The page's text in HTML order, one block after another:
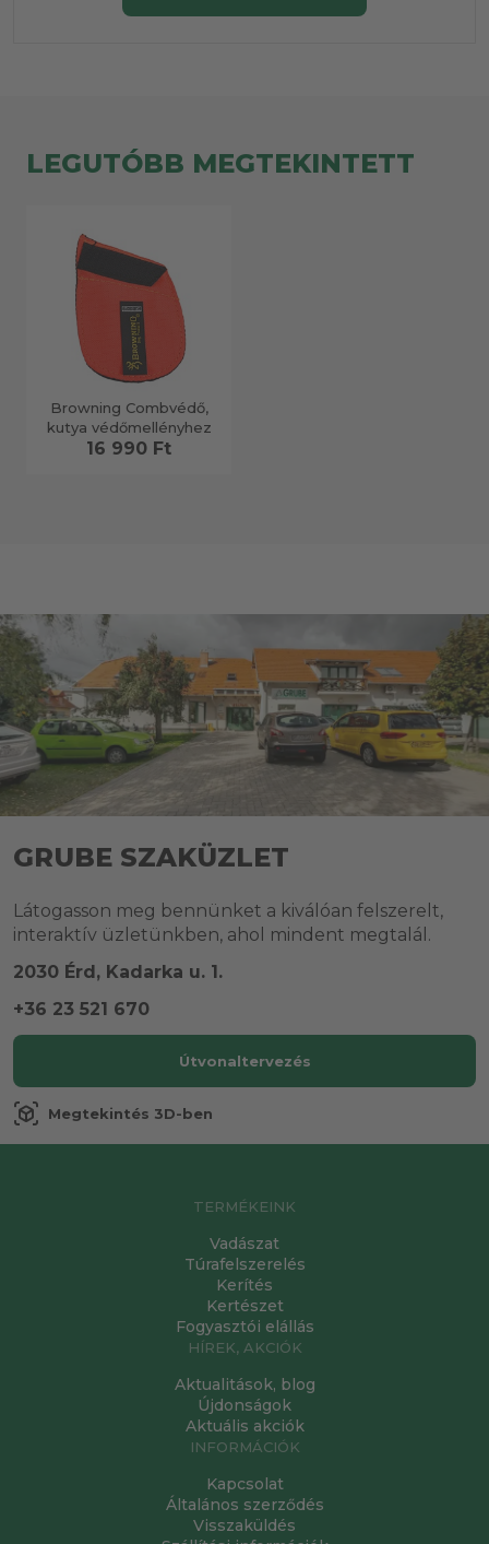
LEGUTÓBB MEGTEKINTETT
Browning Combvédő,
kutya védőmellényhez
16 990 Ft
GRUBE SZAKÜZLET
Látogasson meg bennünket a kiválóan felszerelt,
interaktív üzletünkben, ahol mindent megtalál.
2030 Érd, Kadarka u. 1.
+36 23 521 670
Útvonaltervezés
view_in_ar Megtekintés 3D-ben
TERMÉKEINK
Vadászat
Túrafelszerelés
Kerítés
Kertészet
Fogyasztói elállás
HÍREK, AKCIÓK
Aktualitások, blog
Újdonságok
Aktuális akciók
INFORMÁCIÓK
Kapcsolat
Általános szerződés
Visszaküldés